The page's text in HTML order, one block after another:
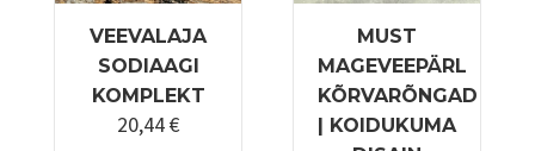
VEEVALAJA
SODIAAGI
KOMPLEKT
Algne
20,44€Praegune
MUST
MAGEVEEPÄRL
KÕRVARÕNGAD
| KOIDUKUMA